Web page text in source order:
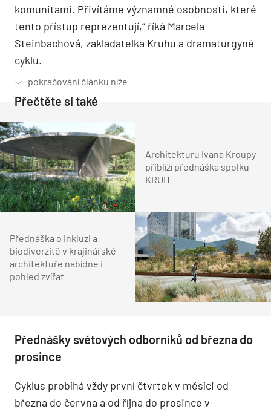
komunitami. Přivítáme významné osobnosti, které
tento přístup reprezentují,“ říká Marcela
Steinbachová, zakladatelka Kruhu a dramaturgyně
cyklu.
Přečtěte si také
Architekturu Ivana Kroupy
přiblíží přednáška spolku
KRUH
Přednáška o inkluzi a
biodiverzitě v krajinářské
architektuře nabídne i
pohled zvířat
Přednášky světových odborníků od března do
prosince
Cyklus probíhá vždy první čtvrtek v měsíci od
března do června a od října do prosince v